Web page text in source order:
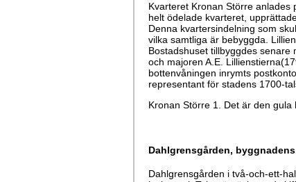
Kvarteret Kronan Större
helt ödelade kvarteret,
Denna kvartersindelning som
vilka samtliga är bebyggda.
Bostadshuset tillbyggdes
och majoren A.E.
bottenvåningen inrymts
representant för stadens 1700-
Kronan Större 1. Det är den gula
Dahlgrensgården,
Dahlgrensgården i två-och-ett-